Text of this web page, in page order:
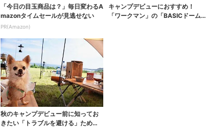
「今日の目玉商品は？」毎日変わるA
mazonタイムセールが見逃せない
PR(Amazon)
キャンプデビューにおすすめ！
「ワークマン」の「BASICドームテ
秋のキャンプデビュー前に知ってお
きたい「トラブルを避ける」ための